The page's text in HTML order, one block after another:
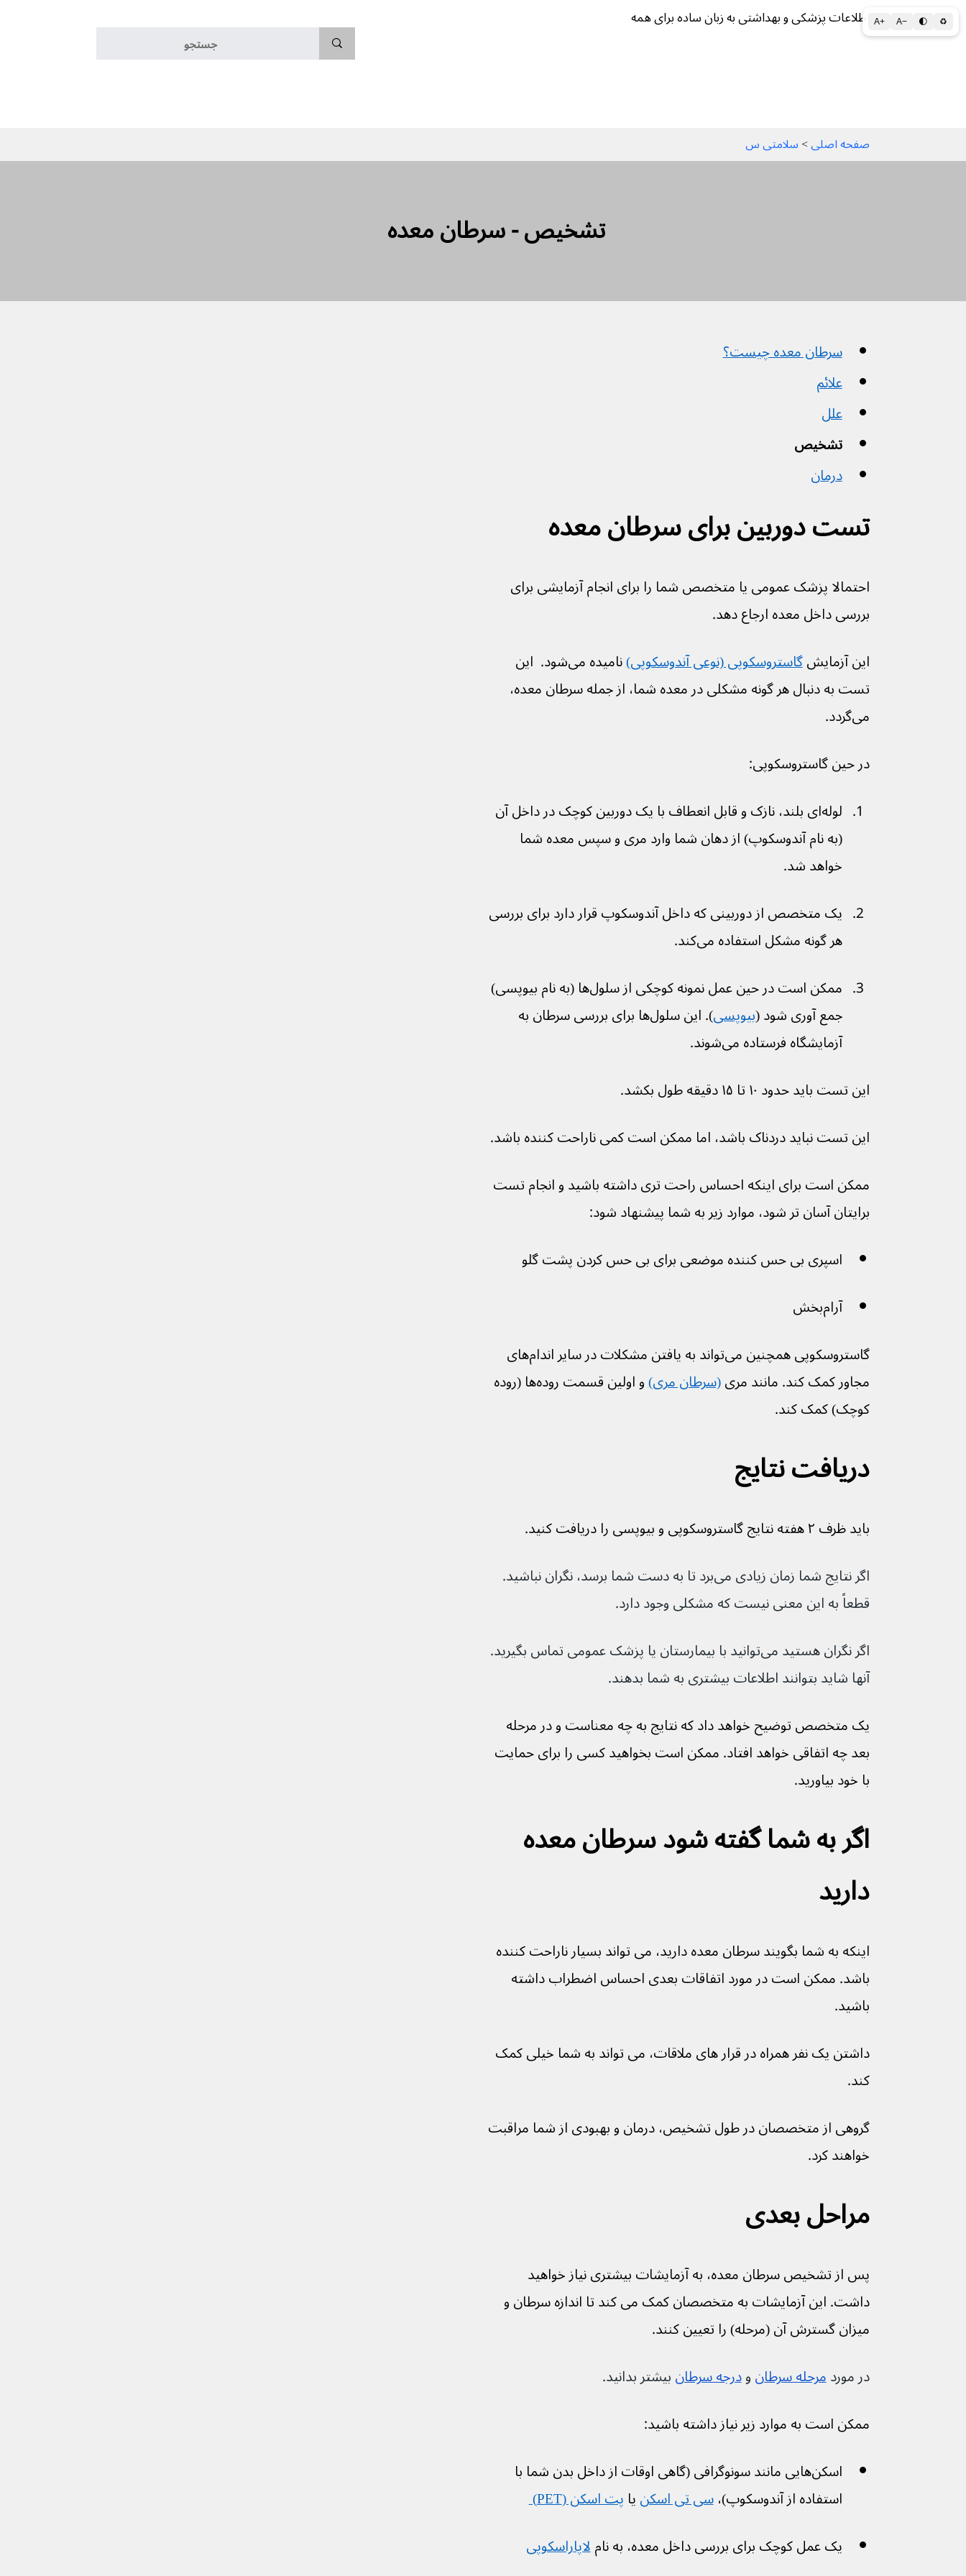
A+ A− 🌓 ♻ اطلاعات پزشکی و بهداشتی به زبان ساده برای همه
صفحه اصلی > سلامتی س
تشخیص - سرطان معده
سرطان معده چیست؟
علائم
علل
تشخیص
درمان
تست دوربین برای سرطان معده
احتمالا پزشک عمومی یا متخصص شما را برای انجام آزمایشی برای
بررسی داخل معده ارجاع دهد.
این آزمایش گاستروسکوپی (نوعی آندوسکوپی)
نامیده می‌شود.  این
تست به دنبال هر گونه مشکلی در معده شما، از جمله سرطان معده،
می‌گردد.
در حین گاستروسکوپی:
لوله‌ای بلند، نازک و قابل انعطاف با یک دوربین کوچک در داخل آن
(به نام آندوسکوپ) از دهان شما وارد مری و سپس معده شما
خواهد شد.
یک متخصص از دوربینی که داخل آندوسکوپ قرار دارد برای بررسی
هر گونه مشکل استفاده می‌کند.
ممکن است در حین عمل نمونه کوچکی از سلول‌ها (به نام بیوپسی)
جمع آوری شود (بیوپسی
). این سلول‌ها برای بررسی سرطان به
آزمایشگاه فرستاده می‌شوند.
این تست باید حدود ۱۰ تا ۱۵ دقیقه طول بکشد.
این تست نباید دردناک باشد، اما ممکن است کمی ناراحت کننده باشد.
ممکن است برای اینکه احساس راحت تری داشته باشید و انجام تست
برایتان آسان تر شود، موارد زیر به شما پیشنهاد شود:
اسپری بی حس کننده موضعی برای بی حس کردن پشت گلو
آرام‌بخش
گاستروسکوپی همچنین می‌تواند به یافتن مشکلات در سایر اندام‌های
مجاور کمک کند. مانند مری (سرطان مری)
و اولین قسمت روده‌ها (روده
کوچک) کمک کند.
دریافت نتایج
باید ظرف ۲ هفته نتایج گاستروسکوپی و بیوپسی را دریافت کنید.
اگر نتایج شما زمان زیادی می‌برد تا به دست شما برسد، نگران نباشید.
قطعاً به این معنی نیست که مشکلی وجود دارد.
اگر نگران هستید می‌توانید با بیمارستان یا پزشک عمومی تماس بگیرید.
آنها شاید بتوانند اطلاعات بیشتری به شما بدهند.
یک متخصص توضیح خواهد داد که نتایج به چه معناست و در مرحله
بعد چه اتفاقی خواهد افتاد. ممکن است بخواهید کسی را برای حمایت
با خود بیاورید.
اگر به شما گفته شود سرطان معده
دارید
اینکه به شما بگویند سرطان معده دارید، می تواند بسیار ناراحت کننده
باشد. ممکن است در مورد اتفاقات بعدی احساس اضطراب داشته
باشید.
داشتن یک نفر همراه در قرار های ملاقات، می تواند به شما خیلی کمک
کند.
گروهی از متخصصان در طول تشخیص، درمان و بهبودی از شما مراقبت
خواهند کرد.
مراحل بعدی
پس از تشخیص سرطان معده، به آزمایشات بیشتری نیاز خواهید
داشت. این آزمایشات به متخصصان کمک می کند تا اندازه سرطان و
میزان گسترش آن (مرحله) را تعیین کنند.
در مورد مرحله سرطان و درجه سرطان بیشتر بدانید.
ممکن است به موارد زیر نیاز داشته باشید:
اسکن‌هایی مانند سونوگرافی (گاهی اوقات از داخل بدن شما با
استفاده از آندوسکوپ)، سی تی اسکن یا پت اسکن (PET)
یک عمل کوچک برای بررسی داخل معده، به نام لاپاراسکوپی